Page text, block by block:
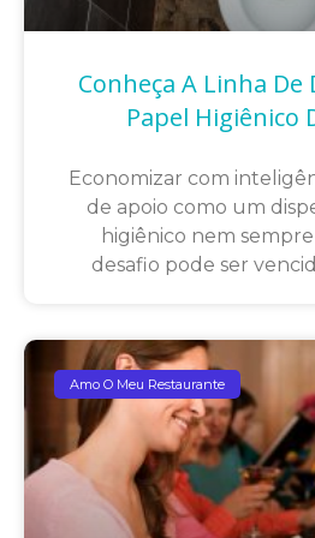
Conheça A Linha De
Papel Higiênico
Economizar com
de apoio como um
higiênico nem sempre
desafio pode ser
Amo O Meu Restaurante